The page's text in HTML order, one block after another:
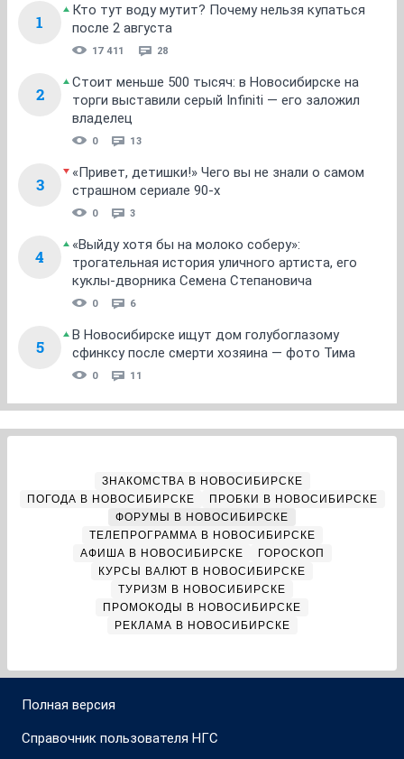
1
Кто тут воду мутит? Почему нельзя купаться
после 2 августа
17 411 28
2
Стоит меньше 500 тысяч: в Новосибирске на
торги выставили серый Infiniti — его заложил
владелец
0 13
3
«Привет, детишки!» Чего вы не знали о самом
страшном сериале 90-х
0 3
4
«Выйду хотя бы на молоко соберу»:
трогательная история уличного артиста, его
куклы-дворника Семена Степановича
0 6
5
В Новосибирске ищут дом голубоглазому
сфинксу после смерти хозяина — фото Тима
0 11
ЗНАКОМСТВА В НОВОСИБИРСКЕ
ПОГОДА В НОВОСИБИРСКЕ
ПРОБКИ В НОВОСИБИРСКЕ
ФОРУМЫ В НОВОСИБИРСКЕ
ТЕЛЕПРОГРАММА В НОВОСИБИРСКЕ
АФИША В НОВОСИБИРСКЕ
ГОРОСКОП
КУРСЫ ВАЛЮТ В НОВОСИБИРСКЕ
ТУРИЗМ В НОВОСИБИРСКЕ
ПРОМОКОДЫ В НОВОСИБИРСКЕ
РЕКЛАМА В НОВОСИБИРСКЕ
Полная версия
Справочник пользователя НГС